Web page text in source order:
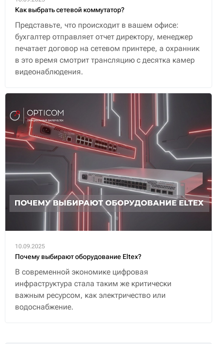
16.09.2025
Представьте, что происходит в вашем офисе:
бухгалтер отправляет отчет директору, менеджер
печатает договор на сетевом принтере, а охранник
в это время смотрит трансляцию с десятка камер
видеонаблюдения.